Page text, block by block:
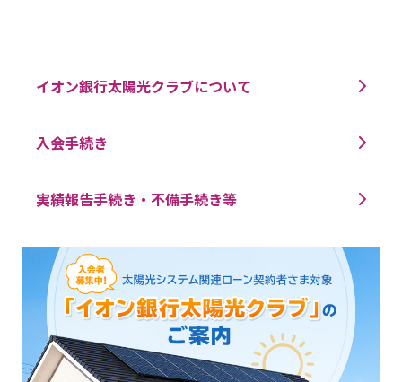
イオン銀行太陽光クラブについて
入会手続き
実績報告手続き・不備手続き等